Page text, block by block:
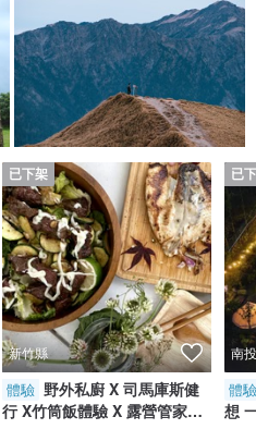
已下架
新竹縣
體驗 野外私廚 X 司馬庫斯健
行 X竹筒飯體驗 X 露營管家
已
南
體
想